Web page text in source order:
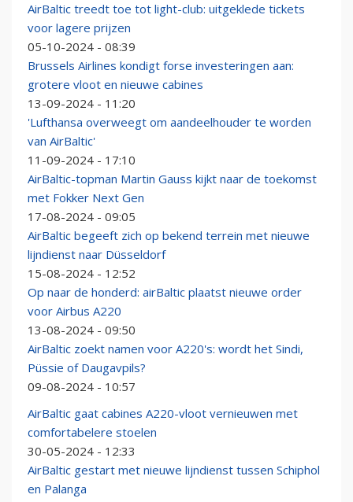
AirBaltic treedt toe tot light-club: uitgeklede tickets
voor lagere prijzen
05-10-2024 - 08:39
Brussels Airlines kondigt forse investeringen aan:
grotere vloot en nieuwe cabines
13-09-2024 - 11:20
'Lufthansa overweegt om aandeelhouder te worden
van AirBaltic'
11-09-2024 - 17:10
AirBaltic-topman Martin Gauss kijkt naar de toekomst
met Fokker Next Gen
17-08-2024 - 09:05
AirBaltic begeeft zich op bekend terrein met nieuwe
lijndienst naar Düsseldorf
15-08-2024 - 12:52
Op naar de honderd: airBaltic plaatst nieuwe order
voor Airbus A220
13-08-2024 - 09:50
AirBaltic zoekt namen voor A220's: wordt het Sindi,
Püssie of Daugavpils?
09-08-2024 - 10:57
AirBaltic gaat cabines A220-vloot vernieuwen met
comfortabelere stoelen
30-05-2024 - 12:33
AirBaltic gestart met nieuwe lijndienst tussen Schiphol
en Palanga